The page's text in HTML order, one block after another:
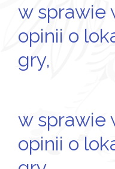
w sprawie
opinii o
gry,
w sprawie
opinii o